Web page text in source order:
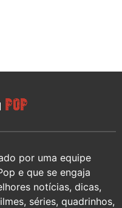
por uma equipe
e que se engaja
notícias, dicas,
séries, quadrinhos,